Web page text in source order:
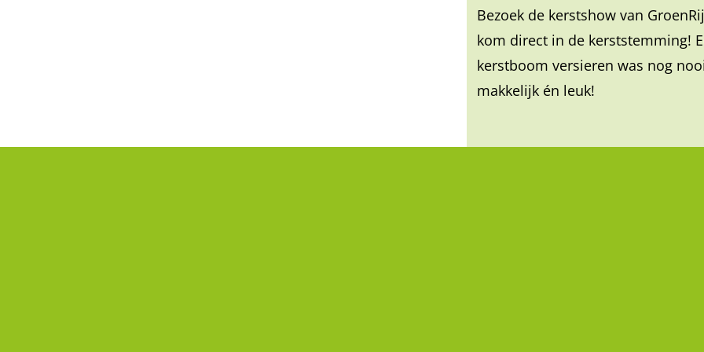
Bezoek de kerstshow van
kom direct in de kerststemming!
kerstboom versieren was nog
makkelijk én leuk!